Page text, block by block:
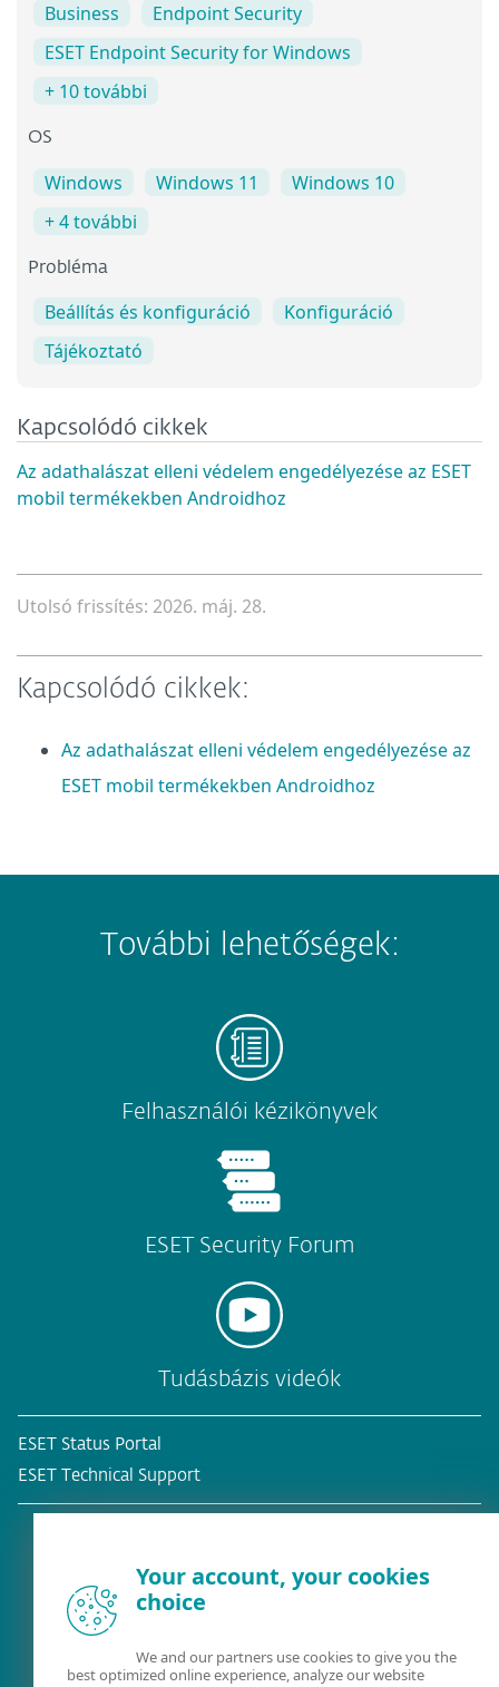
Business
Endpoint Security
ESET Endpoint Security for Windows
+ 10 további
OS
Windows Windows 11
Windows 10
+ 4 további
Probléma
Beállítás és konfiguráció
Konfiguráció
Tájékoztató
Kapcsolódó cikkek
Az adathalászat elleni védelem engedélyezése az ESET
mobil termékekben Androidhoz
Utolsó frissítés: 2026. máj. 28.
Kapcsolódó cikkek:
Az adathalászat elleni védelem engedélyezése az
ESET mobil termékekben Androidhoz
További lehetőségek:
Felhasználói kézikönyvek
ESET Security Forum
Tudásbázis videók
ESET Status Portal
ESET Technical Support
Your account, your cookies
choice
We and our partners use cookies to give you the
best optimized online experience, analyze our website